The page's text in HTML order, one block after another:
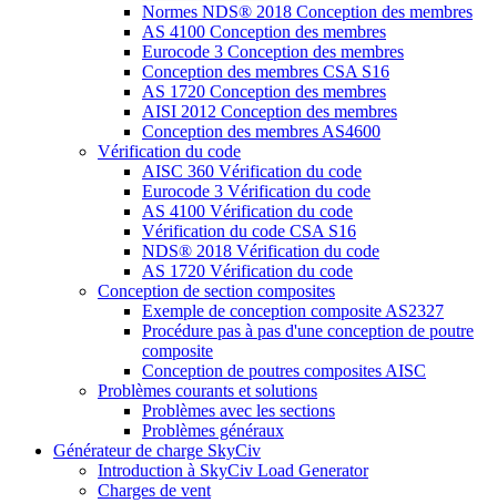
Normes NDS® 2018 Conception des membres
AS 4100 Conception des membres
Eurocode 3 Conception des membres
Conception des membres CSA S16
AS 1720 Conception des membres
AISI 2012 Conception des membres
Conception des membres AS4600
Vérification du code
AISC 360 Vérification du code
Eurocode 3 Vérification du code
AS 4100 Vérification du code
Vérification du code CSA S16
NDS® 2018 Vérification du code
AS 1720 Vérification du code
Conception de section composites
Exemple de conception composite AS2327
Procédure pas à pas d'une conception de poutre
composite
Conception de poutres composites AISC
Problèmes courants et solutions
Problèmes avec les sections
Problèmes généraux
Générateur de charge SkyCiv
Introduction à SkyCiv Load Generator
Charges de vent